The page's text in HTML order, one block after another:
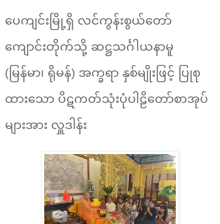
ပေကျင်းမြို့ရှိ လင်ကွန်းစွယ်တော်
ကျောင်းတိုက်သို့ ဆဋ္ဌသင်္ဂါယနာမူ
(မြန်မာ၊ ရိုမန်) အက္ခရာ နှစ်မျိုးဖြင့် ပြုစု
ထားသော ပိဋကတ်သုံးပုံပါဠိတော်စာအုပ်
များအား လှူဒါန်း